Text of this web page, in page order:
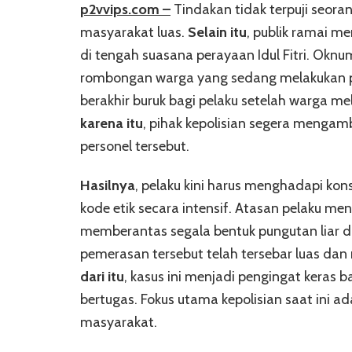
p2vvips.com – Tindakan tidak terpuji
masyarakat luas. Selain itu, publik ramai
di tengah suasana perayaan Idul Fitri.
rombongan warga yang sedang
berakhir buruk bagi pelaku setelah warga
karena itu, pihak kepolisian segera
personel tersebut.
Hasilnya, pelaku kini harus menghadapi
kode etik secara intensif. Atasan pelaku
memberantas segala bentuk pungutan liar
pemerasan tersebut telah tersebar luas
dari itu, kasus ini menjadi pengingat keras
bertugas. Fokus utama kepolisian saat ini
masyarakat.